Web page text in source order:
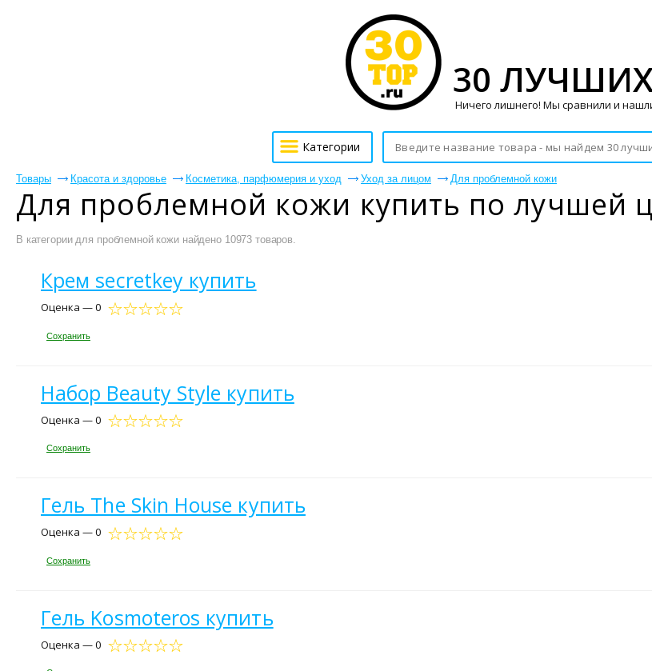
Товары Красота и здоровье Косметика, парфюмерия и уход Уход за лицом Для проблемной кожи
Для проблемной кожи купить по лучшей
В категории для проблемной кожи найдено 10973 товаров.
Крем secretkey купить
Оценка — 0
Сохранить
Набор Beauty Style купить
Оценка — 0
Сохранить
Гель The Skin House купить
Оценка — 0
Сохранить
Гель Kosmoteros купить
Оценка — 0
30
Ничего лишнего! Мы сравнили и
Категории